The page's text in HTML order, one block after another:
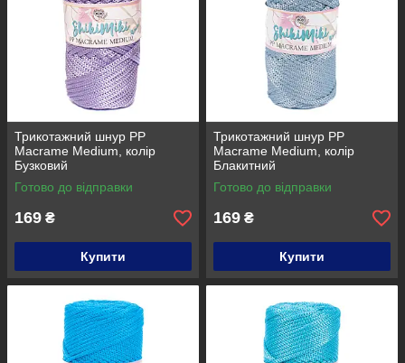
Трикотажний шнур PP
Macrame Medium, колір
Бузковий
Готово до відправки
169 ₴
Купити
Трикотажний шнур PP
Macrame Medium, колір
Блакитний
Готово до відправки
169 ₴
Купити